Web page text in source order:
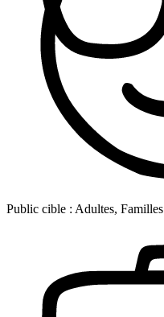
Public cible : Adultes, Familles